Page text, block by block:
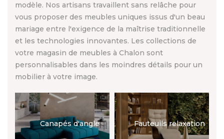
modèle. Nos artisans travaillent sans relâche pour
vous proposer des meubles uniques issus d'un beau
mariage entre l'exigence de la maîtrise traditionnelle
et les technologies innovantes. Les collections de
votre magasin de meubles à Chalon sont
personnalisables dans les moindres détails pour un
mobilier à votre image.
Canapés d'angle Fauteuils relaxation